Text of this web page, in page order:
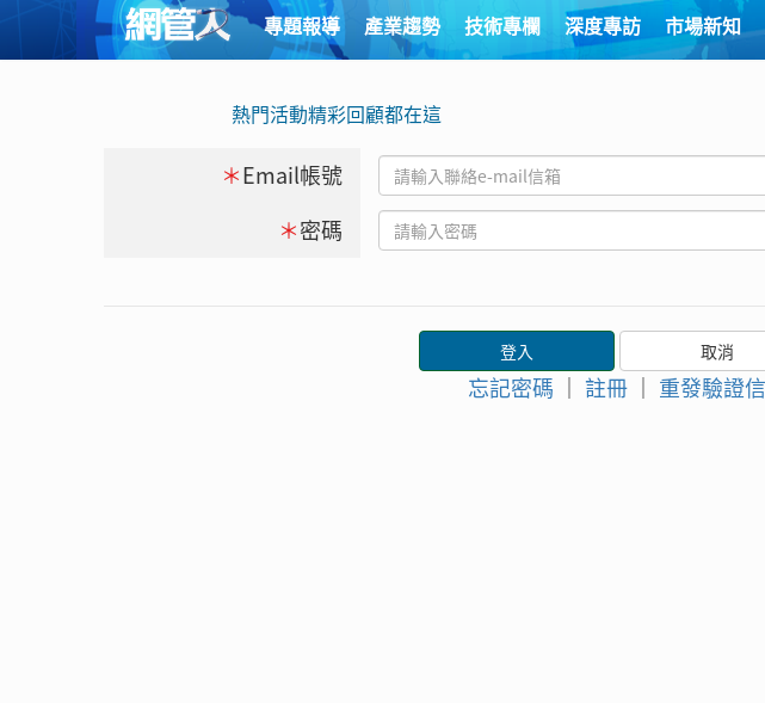
專題報導 產業趨勢 技術專欄 深度專訪 市場新知
熱門活動精彩回顧都在這
＊Email帳號
＊密碼
忘記密碼 ｜ 註冊 ｜ 重發驗證信